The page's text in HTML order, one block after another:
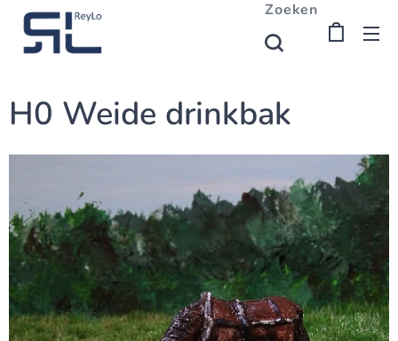
Zoeken
H0 Weide drinkbak